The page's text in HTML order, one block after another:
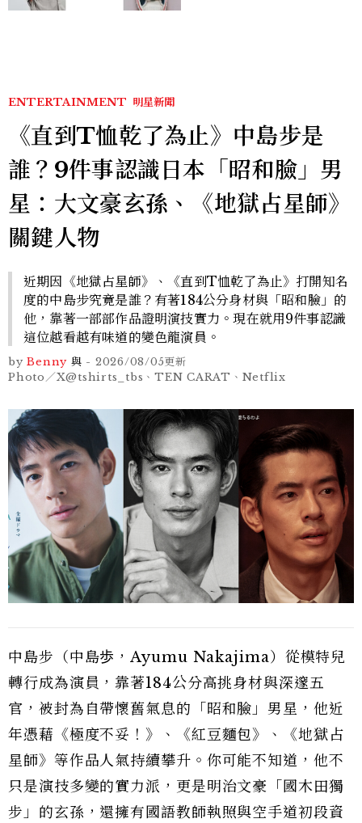
ENTERTAINMENT 明星新聞
《直到T恤乾了為止》中島步是
誰？9件事認識日本「昭和臉」男
星：大文豪玄孫、《地獄占星師》
關鍵人物
近期因《地獄占星師》、《直到T恤乾了為止》打開知名
度的中島步究竟是誰？有著184公分身材與「昭和臉」的
他，靠著一部部作品證明演技實力。現在就用9件事認識
這位越看越有味道的變色龍演員。
by Benny 與 - 2026/08/05更新
Photo／X@tshirts_tbs、TEN CARAT、Netflix
中島步（中島歩，Ayumu Nakajima）從模特兒
轉行成為演員，靠著184公分高挑身材與深邃五
官，被封為自帶懷舊氣息的「昭和臉」男星，他近
年憑藉《極度不妥！》、《紅豆麵包》、《地獄占
星師》等作品人氣持續攀升。你可能不知道，他不
只是演技多變的實力派，更是明治文豪「國木田獨
步」的玄孫，還擁有國語教師執照與空手道初段資